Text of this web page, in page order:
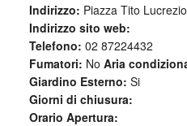
Indirizzo: Piazza Tito
Indirizzo sito web:
Telefono: 02 87224432
Fumatori: No Aria
Giardino Esterno: Si
Giorni di chiusura:
Orario Apertura: